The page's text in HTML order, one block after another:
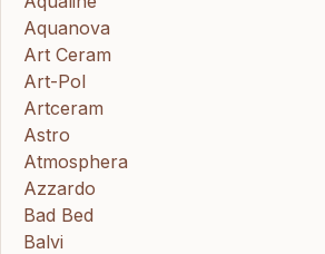
Aquanova
Art Ceram
Art-Pol
Artceram
Astro
Atmosphera
Azzardo
Bad Bed
Balvi